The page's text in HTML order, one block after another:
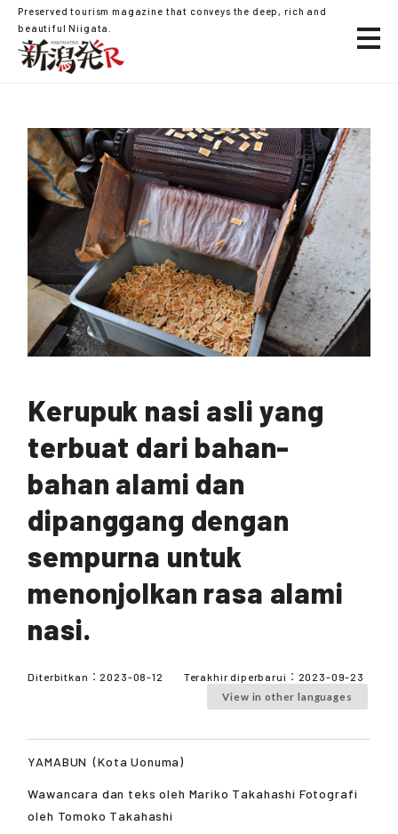
Preserved tourism magazine that conveys the deep, rich and
beautiful Niigata.
Kerupuk nasi asli yang
terbuat dari bahan-
bahan alami dan
dipanggang dengan
sempurna untuk
menonjolkan rasa alami
nasi.
Diterbitkan： 2023-08-12 Terakhir diperbarui： 2023-09-23
View in other languages
YAMABUN (Kota Uonuma)
Wawancara dan teks oleh Mariko Takahashi Fotografi
oleh Tomoko Takahashi